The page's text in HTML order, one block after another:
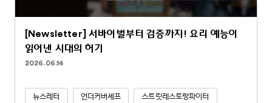
[Newsletter] 서바이벌부터 검증까지! 요리 예능이
읽어낸 시대의 허기
2026.06.14
뉴스레터 언더커버셰프 스트릿레스토랑파이터